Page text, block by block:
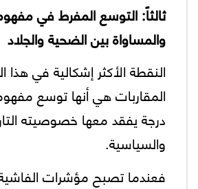
ثالثاً: التوسع المفرط في
والمساواة بين الضحية والجلاد
النقطة الأكثر إشكالية في هذا
المقاربات هي أنها توسع
درجة يفقد معها خصوصيته
والسياسية.
فعندما تصبح مؤشرات